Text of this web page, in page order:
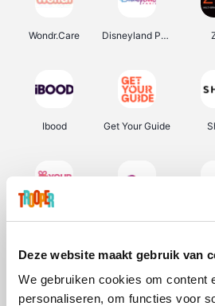
Deze website maakt gebruik van
We gebruiken cookies om content
personaliseren, om functies voor
Wondr.Care Disneyland Paris
Ibood Get Your Guide